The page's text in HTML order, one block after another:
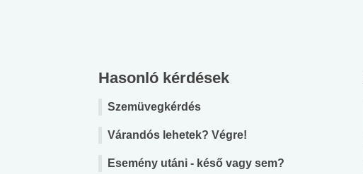
Hasonló kérdések
Szemüvegkérdés
Várandós lehetek? Végre!
Esemény utáni - késő vagy sem?